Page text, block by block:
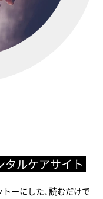
タルケアサイト
ーにした、読むだけで